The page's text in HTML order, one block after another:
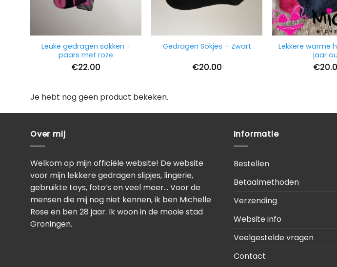
Leuke gedragen sokken -
paars met roze
€22.00
Gedragen Sokjes – Zwart
€20.00
Lekkere warme
jaar
€
Je hebt nog geen product bekeken.
Over mij
Welkom op mijn officiële website! De website
voor mijn lekkere gedragen slipjes, lingerie,
gebruikte toys, foto’s en veel meer… Voor de
mensen die mij nog niet kennen, ik ben Michelle
Rose en ben 28 jaar. Ik woon in de mooie stad
Groningen.
Informatie
Bestellen
Betaalmethoden
Verzending
Website info
Veelgestelde vragen
Contact